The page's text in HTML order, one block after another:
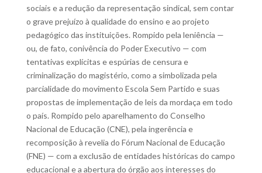
sociais e a redução da representação sindical, sem contar
o grave prejuízo à qualidade do ensino e ao projeto
pedagógico das instituições. Rompido pela leniência —
ou, de fato, conivência do Poder Executivo — com
tentativas explícitas e espúrias de censura e
criminalização do magistério, como a simbolizada pela
parcialidade do movimento Escola Sem Partido e suas
propostas de implementação de leis da mordaça em todo
o país. Rompido pelo aparelhamento do Conselho
Nacional de Educação (CNE), pela ingerência e
recomposição à revelia do Fórum Nacional de Educação
(FNE) — com a exclusão de entidades históricas do campo
educacional e a abertura do órgão aos interesses do